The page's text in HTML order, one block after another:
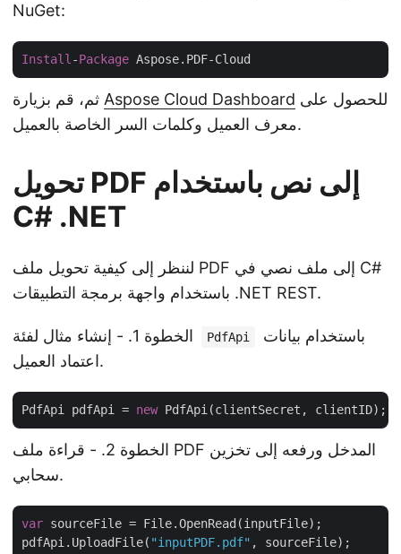
NuGet:
Install-Package
Aspose Cloud Dashboard
معرف العميل وكلمات السر الخاصة بالعميل.
تحويل PDF إلى نص باستخدام
C# .NET
لننظر إلى كيفية تحويل ملف PDF إلى ملف نصي في C#
باستخدام واجهة برمجة التطبيقات .NET REST.
PdfApi
اعتماد العميل.
PdfApi pdfApi = new
الخطوة 2. - قراءة ملف PDF المدخل ورفعه إلى تخزين
سحابي.
var sourceFile = File.OpenRead(inputFile);
pdfApi.UploadFile( "inputPDF.pdf"